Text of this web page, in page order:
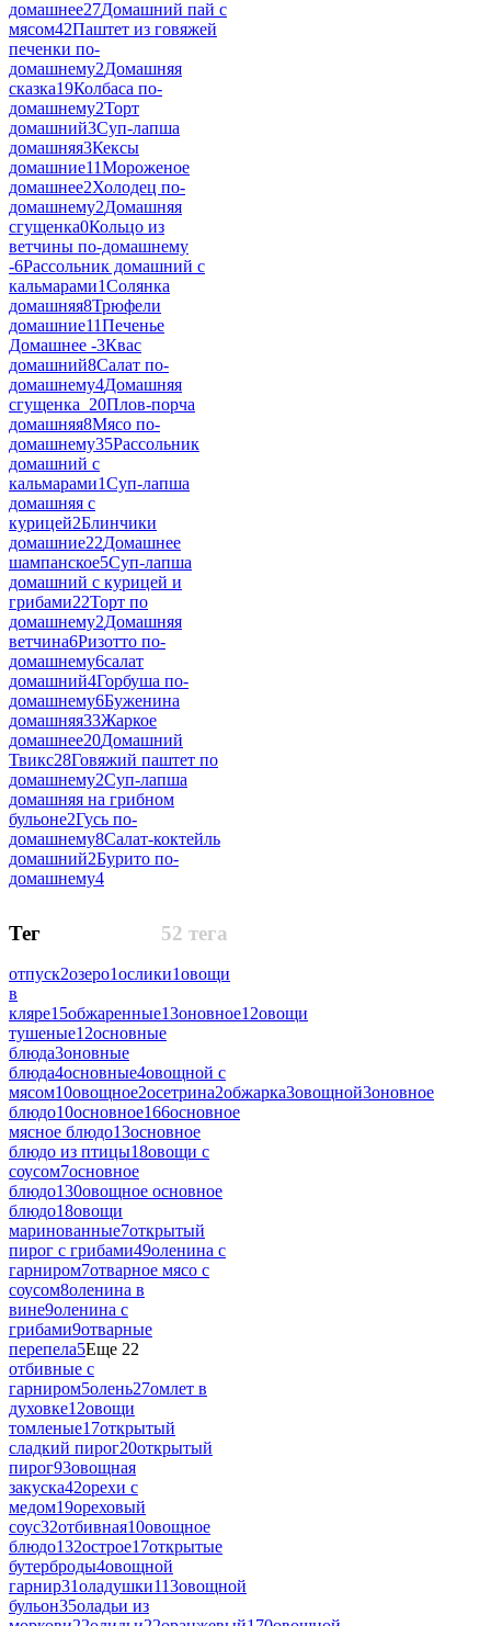
домашнее27Домашний пай с
мясом42Паштет из говяжей
печенки по-
домашнему2Домашняя
сказка19Колбаса по-
домашнему2Торт
домашний3Суп-лапша
домашняя3Кексы
домашние11Мороженое
домашнее2Холодец по-
домашнему2Домашняя
сгущенка0Кольцо из
ветчины по-домашнему
-6Рассольник домашний с
кальмарами1Солянка
домашняя8Трюфели
домашние11Печенье
Домашнее -3Квас
домашний8Салат по-
домашнему4Домашняя
сгущенка_20Плов-порча
домашняя8Мясо по-
домашнему35Рассольник
домашний с
кальмарами1Суп-лапша
домашняя с
курицей2Блинчики
домашние22Домашнее
шампанское5Суп-лапша
домашний с курицей и
грибами22Торт по
домашнему2Домашняя
ветчина6Ризотто по-
домашнему6салат
домашний4Горбуша по-
домашнему6Буженина
домашняя33Жаркое
домашнее20Домашний
Твикс28Говяжий паштет по
домашнему2Суп-лапша
домашняя на грибном
бульоне2Гусь по-
домашнему8Салат-коктейль
домашний2Бурито по-
домашнему4
52 тега
Тег
отпуск2озеро1ослики1овощи
в
кляре15обжаренные13оновное12овощи
тушеные12основные
блюда3оновные
блюда4основные4овощной с
мясом10овощное2осетрина2обжарка3овощной3оновное
блюдо10основное166основное
мясное блюдо13основное
блюдо из птицы18овощи с
соусом7основное
блюдо130овощное основное
блюдо18овощи
маринованные7открытый
пирог с грибами49оленина с
гарниром7отварное мясо с
соусом8оленина в
вине9оленина с
грибами9отварные
перепела5Еще 22
отбивные с
гарниром5олень27омлет в
духовке12овощи
томленые17открытый
сладкий пирог20открытый
пирог93овощная
закуска42орехи с
медом19ореховый
соус32отбивная10овощное
блюдо132острое17открытые
бутерброды4овощной
гарнир31оладушки113овощной
бульон35оладьи из